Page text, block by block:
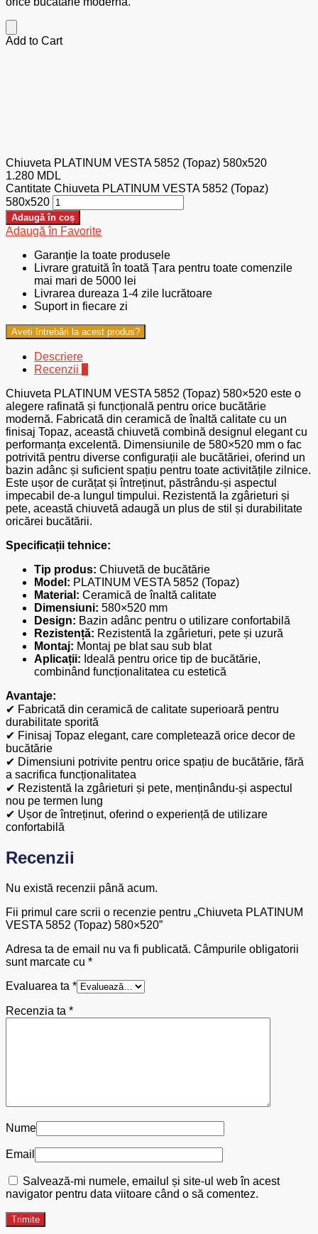
Add to Cart
Chiuveta PLATINUM VESTA 5852 (Topaz) 580x520
1.280 MDL
Cantitate Chiuveta PLATINUM VESTA 5852 (Topaz)
580x520
Adaugă în coș
Adaugă în Favorite
Garanție la toate produsele
Livrare gratuită în toată Țara pentru toate comenzile
mai mari de 5000 lei
Livrarea dureaza 1-4 zile lucrătoare
Suport in fiecare zi
Aveți întrebări la acest produs?
Descriere
Recenzii
Chiuveta PLATINUM VESTA 5852 (Topaz) 580×520 este o
alegere rafinată și funcțională pentru orice bucătărie
modernă. Fabricată din ceramică de înaltă calitate cu un
finisaj Topaz, această chiuvetă combină designul elegant cu
performanța excelentă. Dimensiunile de 580×520 mm o fac
potrivită pentru diverse configurații ale bucătăriei, oferind un
bazin adânc și suficient spațiu pentru toate activitățile zilnice.
Este ușor de curățat și întreținut, păstrându-și aspectul
impecabil de-a lungul timpului. Rezistentă la zgârieturi și
pete, această chiuvetă adaugă un plus de stil și durabilitate
oricărei bucătării.
Specificații tehnice:
Tip produs: Chiuvetă de bucătărie
Model: PLATINUM VESTA 5852 (Topaz)
Material: Ceramică de înaltă calitate
Dimensiuni: 580×520 mm
Design: Bazin adânc pentru o utilizare confortabilă
Rezistență: Rezistentă la zgârieturi, pete și uzură
Montaj: Montaj pe blat sau sub blat
Aplicații: Ideală pentru orice tip de bucătărie,
combinând funcționalitatea cu estetică
Avantaje:
✔ Fabricată din ceramică de calitate superioară pentru
durabilitate sporită
✔ Finisaj Topaz elegant, care completează orice decor de
bucătărie
✔ Dimensiuni potrivite pentru orice spațiu de bucătărie, fără
a sacrifica funcționalitatea
✔ Rezistentă la zgârieturi și pete, menținându-și aspectul
nou pe termen lung
✔ Ușor de întreținut, oferind o experiență de utilizare
confortabilă
Recenzii
Nu există recenzii până acum.
Fii primul care scrii o recenzie pentru „Chiuveta PLATINUM
VESTA 5852 (Topaz) 580×520”
Adresa ta de email nu va fi publicată. Câmpurile obligatorii
sunt marcate cu *
Evaluarea ta *
Recenzia ta *
Nume
Email
Salvează-mi numele, emailul și site-ul web în acest
navigator pentru data viitoare când o să comentez.